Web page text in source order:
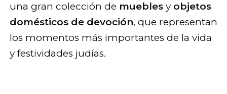
una gran colección de muebles y objetos
domésticos de devoción, que representan
los momentos más importantes de la vida
y festividades judías.